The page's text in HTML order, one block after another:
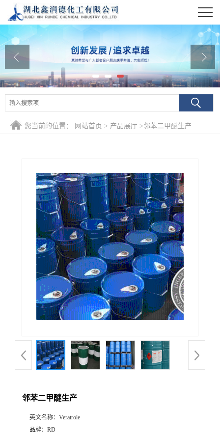
公司首页
公司介绍
公司动态
产品展厅
证书荣誉
您当前的位置： 网站首页 > 产品展厅 >邻苯二甲醚生产
邻苯二甲醚生产
英文名称： Veratrole
品牌： RD